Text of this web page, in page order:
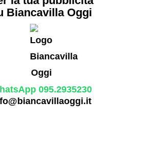
Biancavilla Oggi
095.2935230